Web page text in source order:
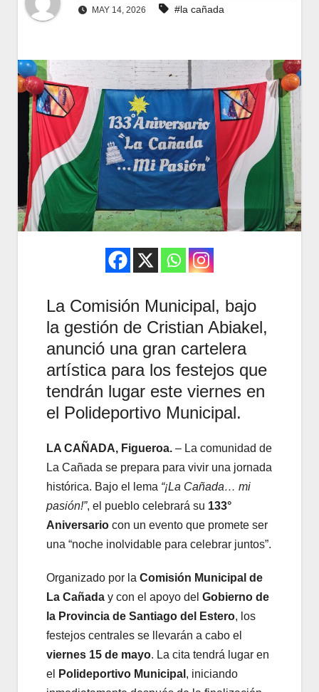
MAY 14, 2026 #la cañada
La Comisión Municipal, bajo
la gestión de Cristian Abiakel,
anunció una gran cartelera
artística para los festejos que
tendrán lugar este viernes en
el Polideportivo Municipal.
LA CAÑADA, Figueroa. – La comunidad de
La Cañada se prepara para vivir una jornada
histórica. Bajo el lema “¡La Cañada… mi
pasión!”, el pueblo celebrará su 133°
Aniversario con un evento que promete ser
una “noche inolvidable para celebrar juntos”.
Organizado por la Comisión Municipal de
La Cañada y con el apoyo del Gobierno de
la Provincia de Santiago del Estero, los
festejos centrales se llevarán a cabo el
viernes 15 de mayo. La cita tendrá lugar en
el
Polideportivo Municipal , iniciando